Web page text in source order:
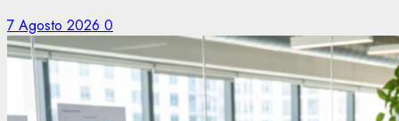
7 Agosto 2026 0